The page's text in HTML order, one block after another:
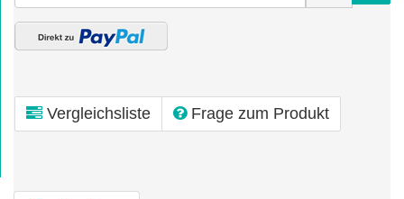
Vergleichsliste Frage zum Produkt